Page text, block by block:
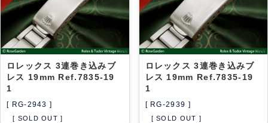
ロレックス 3連巻き込みブ
レス 19mm Ref.7835-19
1
[ RG-2943 ]
[ SOLD OUT ]
ロレックス 3連巻き込みブ
レス 19mm Ref.7835-19
1
[ RG-2939 ]
[ SOLD OUT ]